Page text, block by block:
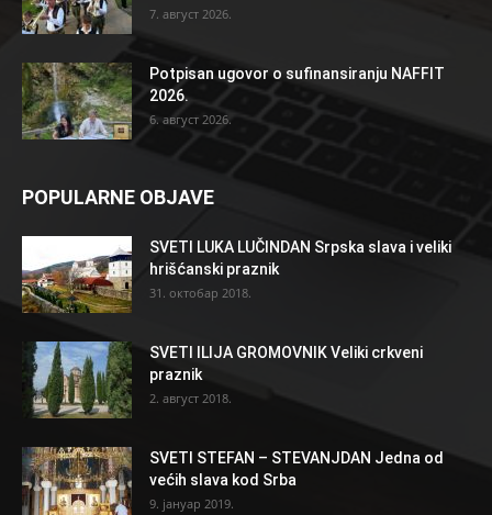
7. август 2026.
Potpisan ugovor o sufinansiranju NAFFIT
2026.
6. август 2026.
POPULARNE OBJAVE
SVETI LUKA LUČINDAN Srpska slava i veliki
hrišćanski praznik
31. октобар 2018.
SVETI ILIJA GROMOVNIK Veliki crkveni
praznik
2. август 2018.
SVETI STEFAN – STEVANJDAN Jedna od
većih slava kod Srba
9. јануар 2019.